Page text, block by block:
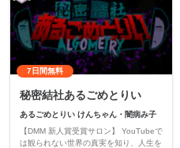
7日間無料
秘密結社あるごめとりい
あるごめとりい けんちゃん・闇病み子
【DMM 新人賞受賞サロン】 YouTubeで
は観られない世界の真実を知り、人生を